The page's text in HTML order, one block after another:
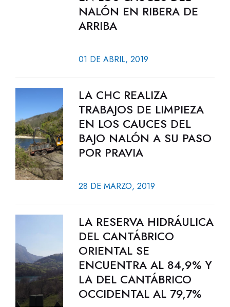
NALÓN EN RIBERA DE
ARRIBA
01 DE ABRIL, 2019
LA CHC REALIZA
TRABAJOS DE LIMPIEZA
EN LOS CAUCES DEL
BAJO NALÓN A SU PASO
POR PRAVIA
28 DE MARZO, 2019
LA RESERVA HIDRÁULICA
DEL CANTÁBRICO
ORIENTAL SE
ENCUENTRA AL 84,9% Y
LA DEL CANTÁBRICO
OCCIDENTAL AL 79,7%